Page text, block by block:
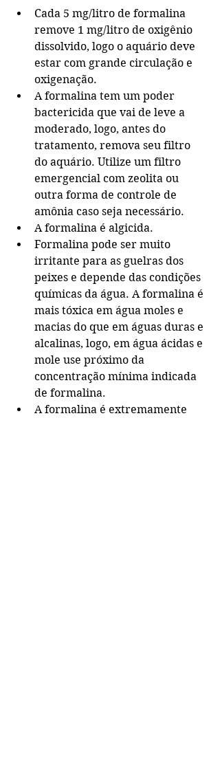
Cada 5 mg/litro de formalina
remove 1 mg/litro de oxigênio
dissolvido, logo o aquário deve
estar com grande circulação e
oxigenação.
A formalina tem um poder
bactericida que vai de leve a
moderado, logo, antes do
tratamento, remova seu filtro
do aquário. Utilize um filtro
emergencial com zeolita ou
outra forma de controle de
amônia caso seja necessário.
A formalina é algicida.
Formalina pode ser muito
irritante para as guelras dos
peixes e depende das condições
químicas da água. A formalina é
mais tóxica em água moles e
macias do que em águas duras e
alcalinas, logo, em água ácidas e
mole use próximo da
concentração mínima indicada
de formalina.
A formalina é extremamente